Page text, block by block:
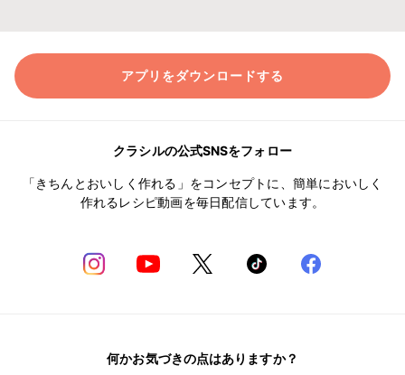
アプリをダウンロードする
クラシルの公式SNSをフォロー
「きちんとおいしく作れる」をコンセプトに、簡単においしく
作れるレシピ動画を毎日配信しています。
何かお気づきの点はありますか？